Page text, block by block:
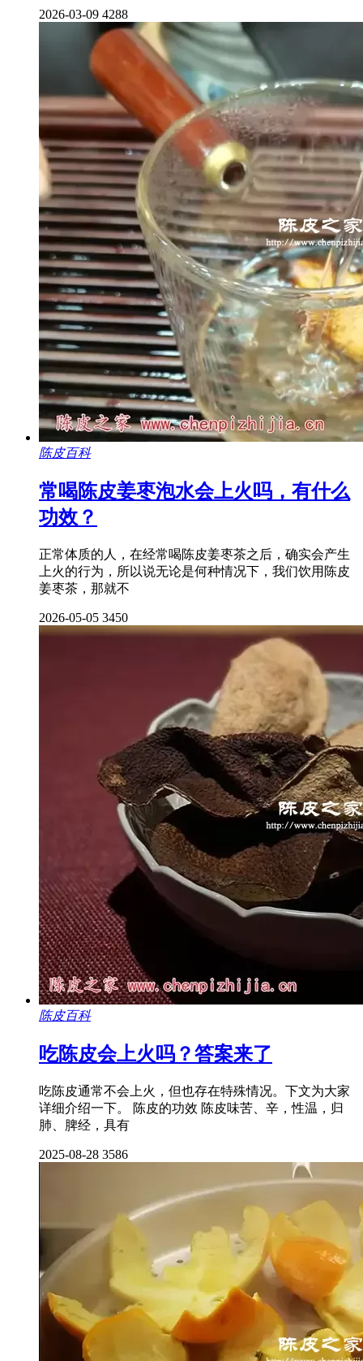
2026-03-09 4288
陈皮百科
常喝陈皮姜枣泡水会上火吗，有什么
功效？
正常体质的人，在经常喝陈皮姜枣茶之后，确实会产生
上火的行为，所以说无论是何种情况下，我们饮用陈皮
姜枣茶，那就不
2026-05-05 3450
陈皮百科
吃陈皮会上火吗？答案来了
吃陈皮通常不会上火，但也存在特殊情况。下文为大家
详细介绍一下。 陈皮的功效 陈皮味苦、辛，性温，归
肺、脾经，具有
2025-08-28 3586